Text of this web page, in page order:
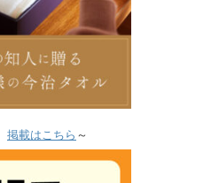
掲載はこちら ～